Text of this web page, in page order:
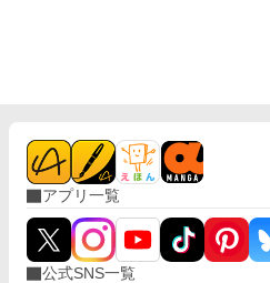
アプリ一覧
公式SNS一覧